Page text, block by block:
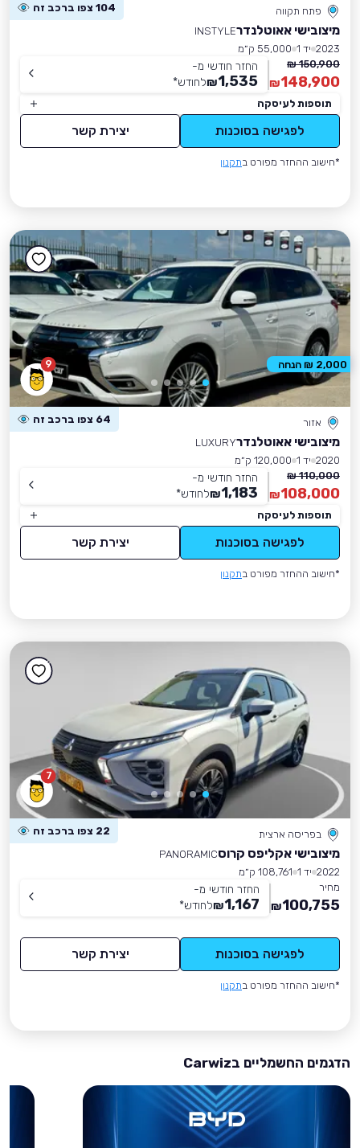
פתח תקווה 104 צפו ברכב זה
מיצובישי אאוטלנדרINSTYLE
2023 יד 1
55,000 ק״מ
150,900 ₪
148,900
₪
החזר חודשי מ-
1,535
₪לחודש*
תוספות לעיסקה
לפגישה בסוכנות יצירת קשר
*חישוב ההחזר מפורט בתקנון
9
אזור 64 צפו ברכב זה
מיצובישי אאוטלנדרLUXURY
2020 יד 1
120,000 ק״מ
110,000 ₪
108,000
₪
החזר חודשי מ-
1,183
₪לחודש*
תוספות לעיסקה
לפגישה בסוכנות יצירת קשר
*חישוב ההחזר מפורט בתקנון
2,000 ₪ הנחה
7
בפריסה ארצית 22 צפו ברכב זה
מיצובישי אקליפס קרוסPANORAMIC
2022 יד 1
108,761 ק״מ
מחיר
100,755
₪
החזר חודשי מ-
1,167
₪לחודש*
לפגישה בסוכנות יצירת קשר
*חישוב ההחזר מפורט בתקנון
הדגמים החשמליים בCarwiz